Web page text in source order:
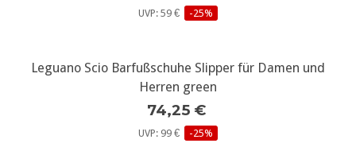
UVP: 59 € -25%
Leguano Scio Barfußschuhe Slipper für Damen und
Herren green
74,25 €
UVP: 99 € -25%